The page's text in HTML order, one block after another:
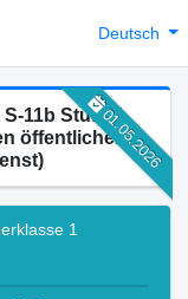
Deutsch
01.05.2026
11b Stufe 5
öffentlichen
1